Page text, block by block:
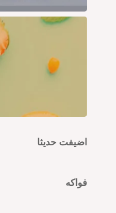
اضيفت حديثا
فواكه